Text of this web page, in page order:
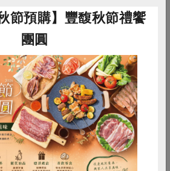
合國
蘭花開的季節
的生日，也是一個檢視與校正的
然走在堅守合作社價值與原則的
食譜 減硝酸鹽
安 共同購買
節預購】豐馥秋節禮饗
團圓